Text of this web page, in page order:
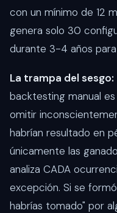
con un mínimo de 12
genera solo 30
durante 3-4 años
La trampa del sesgo:
backtesting manual
omitir
habrían resultado en
únicamente las
analiza CADA
excepción. Si se
habrías tomado" por